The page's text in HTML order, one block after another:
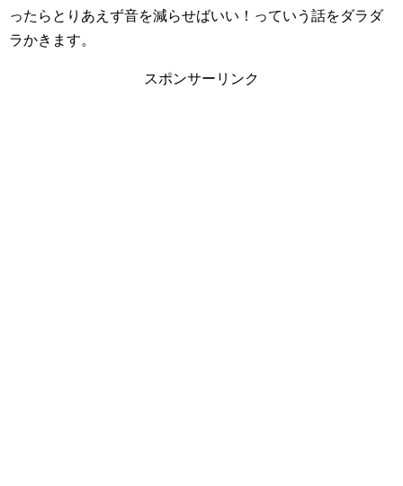
ったらとりあえず音を減らせばいい！っていう話をダラダ
ラかきます。
スポンサーリンク